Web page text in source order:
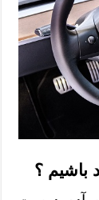
باشیم ؟